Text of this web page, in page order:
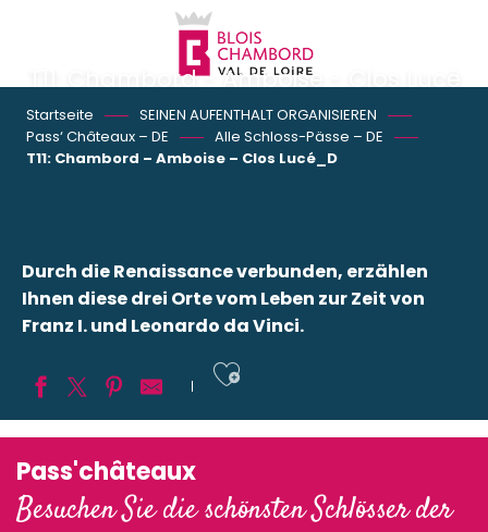
principalT11: Chambord - Amboise - Clos Lucé
Startseite
SEINEN AUFENTHALT ORGANISIEREN
Pass‘ Châteaux – DE
Alle Schloss-Pässe – DE
T11: Chambord – Amboise – Clos Lucé_D
Durch die Renaissance verbunden, erzählen
Ihnen diese drei Orte vom Leben zur Zeit von
Franz I. und Leonardo da Vinci.
Ajouter aux
Pass'châteaux
Besuchen Sie die schönsten Schlösser der